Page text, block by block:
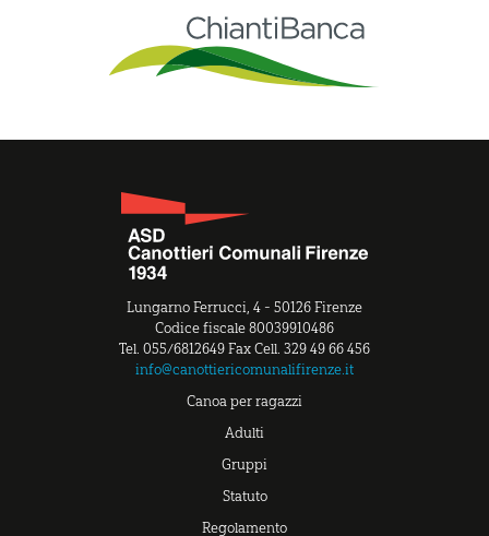
Lungarno Ferrucci, 4 - 50126 Firenze
Codice fiscale 80039910486
Tel. 055/6812649 Fax Cell. 329 49 66 456
info@canottiericomunalifirenze.it
Canoa per ragazzi
Adulti
Gruppi
Statuto
Regolamento